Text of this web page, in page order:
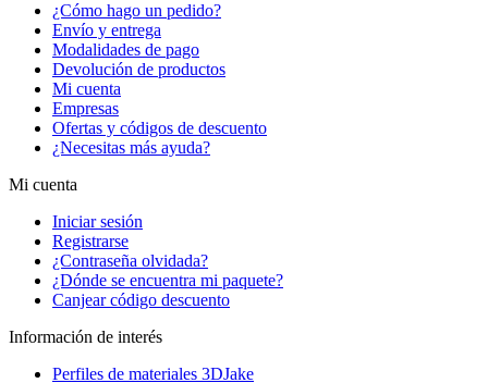
¿Cómo hago un pedido?
Envío y entrega
Modalidades de pago
Devolución de productos
Mi cuenta
Empresas
Ofertas y códigos de descuento
¿Necesitas más ayuda?
Mi cuenta
Iniciar sesión
Registrarse
¿Contraseña olvidada?
¿Dónde se encuentra mi paquete?
Canjear código descuento
Información de interés
Perfiles de materiales 3DJake